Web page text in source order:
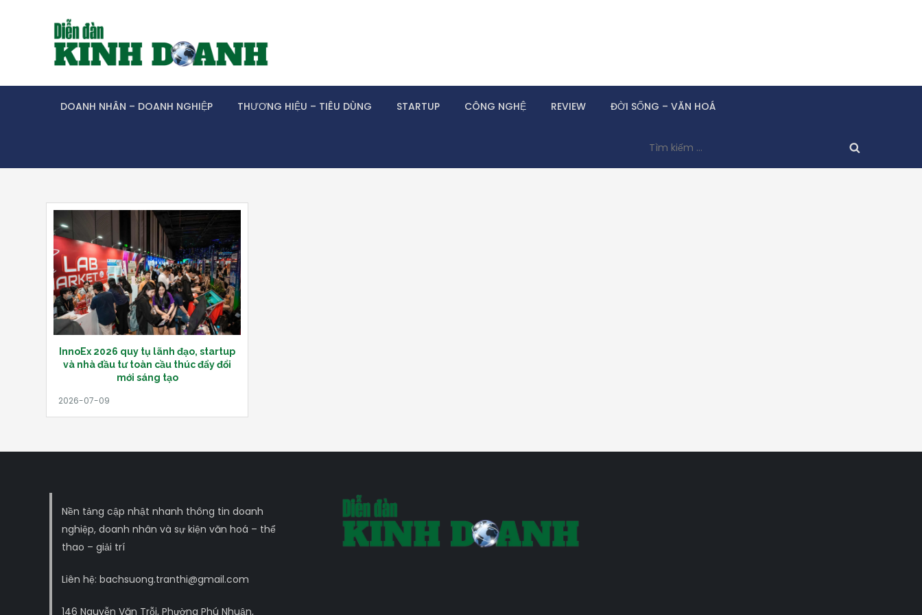
DOANH NHÂN – DOANH NGHIỆP THƯƠNG HIỆU – TIÊU DÙNG STARTUP CÔNG NGHỆ REVIEW ĐỜI SỐNG – VĂN HOÁ
kiếm
cho:
InnoEx 2026 quy tụ lãnh đạo, startup
và nhà đầu tư toàn cầu thúc đẩy đổi
mới sáng tạo
Nền tảng cập nhật nhanh thông tin doanh
nghiệp, doanh nhân và sự kiện văn hoá – thể
thao – giải trí
Liên hệ: bachsuong.tranthi@gmail.com
146 Nguyễn Văn Trỗi, Phường Phú Nhuận,